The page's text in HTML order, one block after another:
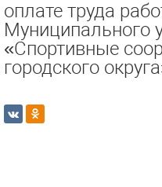
оплате труда
Муниципального
«Спортивные
городского